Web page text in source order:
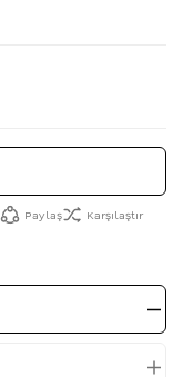
Paylaş Karşılaştır